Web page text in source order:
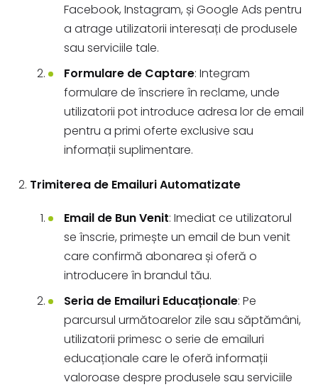
Facebook, Instagram, și Google Ads pentru
a atrage utilizatorii interesați de produsele
sau serviciile tale.
Formulare de Captare: Integram
formulare de înscriere în reclame, unde
utilizatorii pot introduce adresa lor de email
pentru a primi oferte exclusive sau
informații suplimentare.
Trimiterea de Emailuri Automatizate
Email de Bun Venit: Imediat ce utilizatorul
se înscrie, primește un email de bun venit
care confirmă abonarea și oferă o
introducere în brandul tău.
Seria de Emailuri Educaționale: Pe
parcursul următoarelor zile sau săptămâni,
utilizatorii primesc o serie de emailuri
educaționale care le oferă informații
valoroase despre produsele sau serviciile